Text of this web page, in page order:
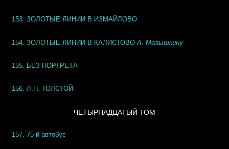
153. ЗОЛОТЫЕ ЛИНИИ В ИЗМАЙЛОВО
154. ЗОЛОТЫЕ ЛИНИИ В КАЛИСТОВО А. Малышкину
155. БЕЗ ПОРТРЕТА
156. Л.Н. ТОЛСТОЙ
ЧЕТЫРНАДЦАТЫЙ ТОМ
157. 75-й автобус